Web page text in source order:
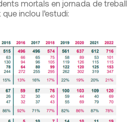
mortals en jornada de treball
inclou l’estudi: